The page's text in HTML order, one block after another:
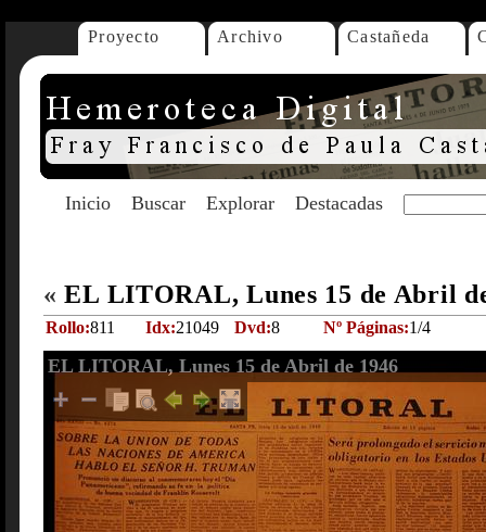
Proyecto Archivo Castañeda
Inicio Buscar Explorar Destacadas
« EL LITORAL, Lunes 15 de Abril
Rollo:811 Idx:21049 Dvd:8 Nº Páginas:1/4
EL LITORAL, Lunes 15 de Abril de 1946